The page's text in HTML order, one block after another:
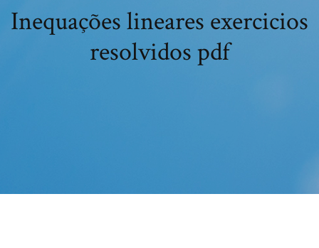
Inequações lineares exercicios
resolvidos pdf